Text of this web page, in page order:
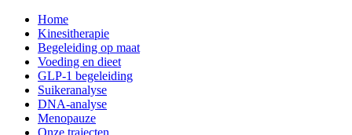
Home
Kinesitherapie
Begeleiding op maat
Voeding en dieet
GLP-1 begeleiding
Suikeranalyse
DNA-analyse
Menopauze
Onze trajecten